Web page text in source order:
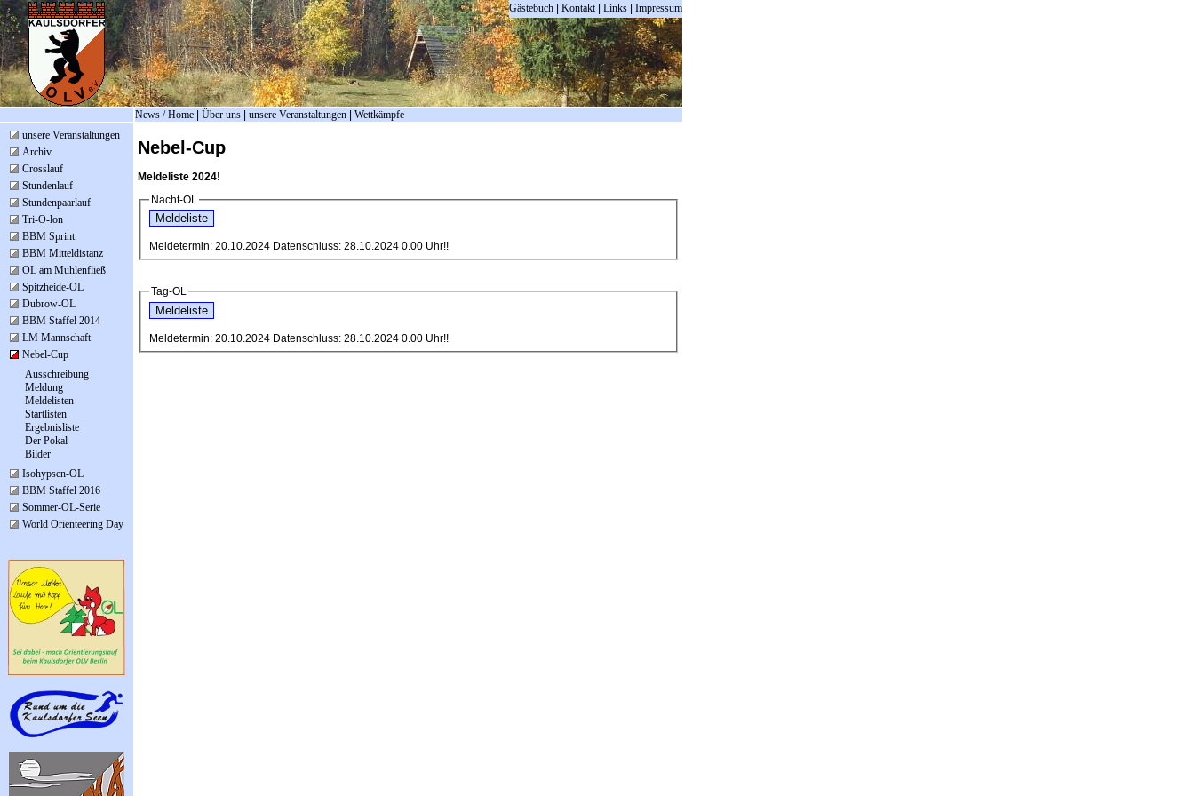
Gästebuch Kontakt| Links Impressum
News / Home Über uns unsere Veranstaltungen
Wettkämpfe
unsere Veranstaltungen
Archiv
Crosslauf
Stundenlauf
Stundenpaarlauf
Tri-O-lon
BBM Sprint
BBM Mitteldistanz
OL am Mühlenfließ
Spitzheide-OL
Dubrow-OL
BBM Staffel 2014
LM Mannschaft
Nebel-Cup
Ausschreibung
Meldung
Meldelisten
Startlisten
Ergebnisliste
Der Pokal
Bilder
Isohypsen-OL
BBM Staffel 2016
Sommer-OL-Serie
World Orienteering Day
Nebel-Cup
Meldeliste 2024!
Nacht-OL
Meldetermin: 20.10.2024 Datenschluss: 28.10.2024 0.00 Uhr!!
Tag-OL
Meldetermin: 20.10.2024 Datenschluss: 28.10.2024 0.00 Uhr!!